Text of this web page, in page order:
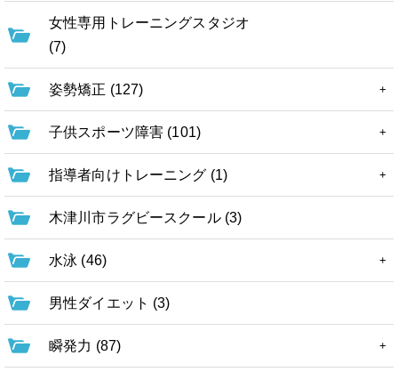
女性専用トレーニングスタジオ
(7)
姿勢矯正 (127)
子供スポーツ障害 (101)
指導者向けトレーニング (1)
木津川市ラグビースクール (3)
水泳 (46)
男性ダイエット (3)
瞬発力 (87)